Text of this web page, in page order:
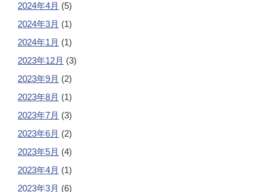
2024年4月 (5)
2024年3月 (1)
2024年1月 (1)
2023年12月 (3)
2023年9月 (2)
2023年8月 (1)
2023年7月 (3)
2023年6月 (2)
2023年5月 (4)
2023年4月 (1)
2023年3月 (6)